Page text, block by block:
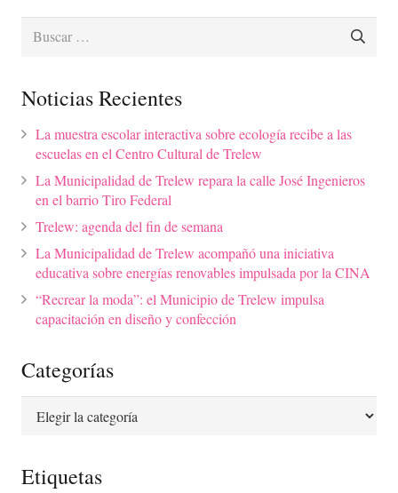
Buscar:
Noticias Recientes
La muestra escolar interactiva sobre ecología recibe a las
escuelas en el Centro Cultural de Trelew
La Municipalidad de Trelew repara la calle José Ingenieros
en el barrio Tiro Federal
Trelew: agenda del fin de semana
La Municipalidad de Trelew acompañó una iniciativa
educativa sobre energías renovables impulsada por la CINA
“Recrear la moda”: el Municipio de Trelew impulsa
capacitación en diseño y confección
Categorías
Etiquetas